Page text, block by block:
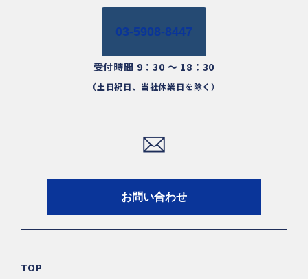
03-5908-8447
受付時間 9：30 ～ 18：30
（土日祝日、当社休業日を除く）
お問い合わせ
TOP